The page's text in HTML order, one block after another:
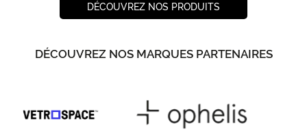
DÉCOUVREZ NOS PRODUITS
DÉCOUVREZ NOS MARQUES PARTENAIRES